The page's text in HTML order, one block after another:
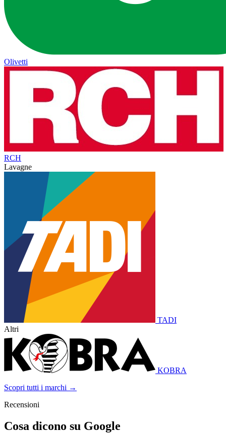
Olivetti
RCH
Lavagne
TADI
Altri
KOBRA
Scopri tutti i marchi →
Recensioni
Cosa dicono su Google